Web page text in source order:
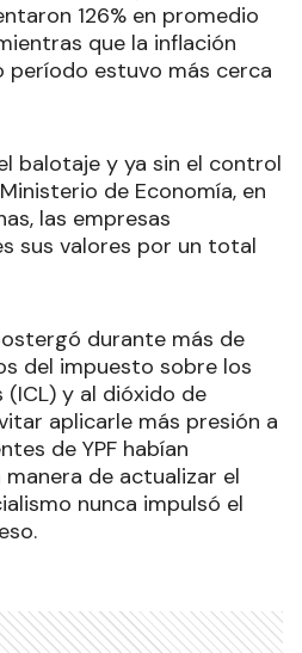
126% en promedio
que la inflación
período estuvo más cerca
balotaje y ya sin el control
de Economía, en
las empresas
sus valores por un total
durante más de
del impuesto sobre los
y al dióxido de
aplicarle más presión a
de YPF habían
de actualizar el
nunca impulsó el